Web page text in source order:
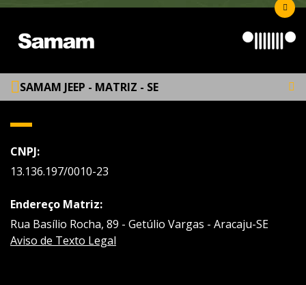
SAMAM JEEP - MATRIZ - SE
CNPJ:
13.136.197/0010-23
Endereço Matriz:
Rua Basílio Rocha, 89 - Getúlio Vargas - Aracaju-SE
Aviso de Texto Legal